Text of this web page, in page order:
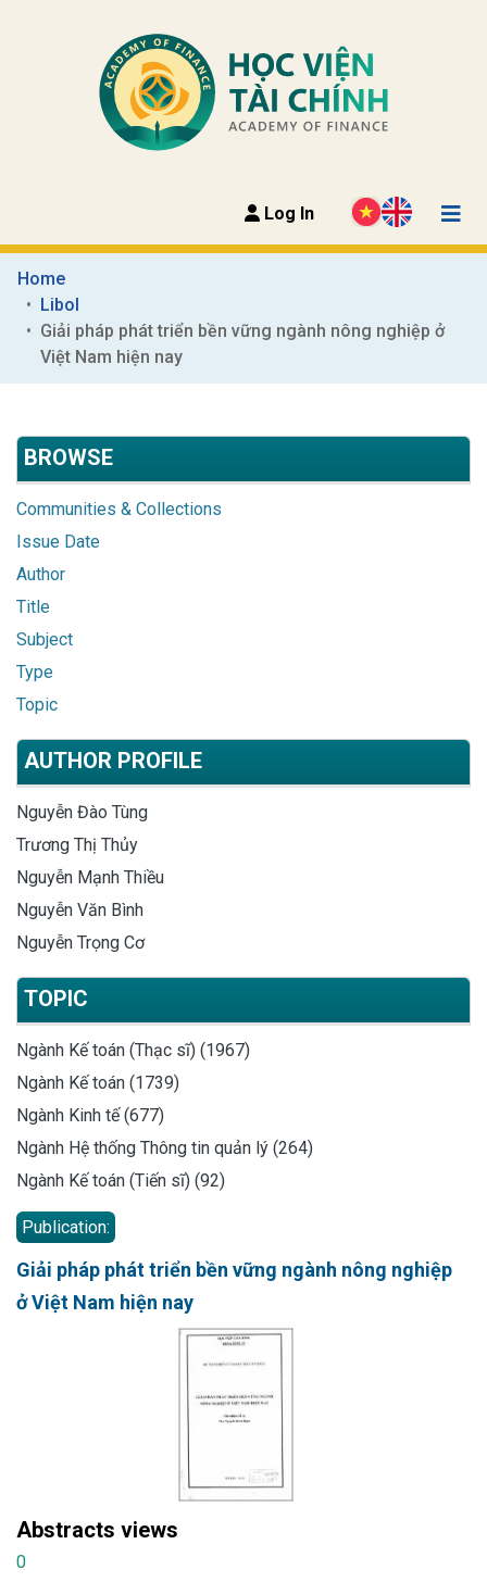
Log In
Home
Libol
Giải pháp phát triển bền vững ngành nông nghiệp ở
Việt Nam hiện nay
BROWSE
Communities & Collections
Issue Date
Author
Title
Subject
Type
Topic
AUTHOR PROFILE
Nguyễn Đào Tùng
Trương Thị Thủy
Nguyễn Mạnh Thiều
Nguyễn Văn Bình
Nguyễn Trọng Cơ
TOPIC
Ngành Kế toán (Thạc sĩ) (1967)
Ngành Kế toán (1739)
Ngành Kinh tế (677)
Ngành Hệ thống Thông tin quản lý (264)
Ngành Kế toán (Tiến sĩ) (92)
Publication:
Giải pháp phát triển bền vững ngành nông nghiệp
ở Việt Nam hiện nay
Abstracts views
0